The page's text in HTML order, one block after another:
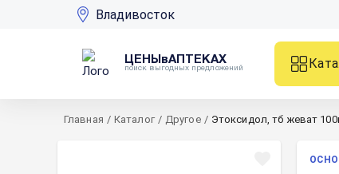
Владивосток
ЦЕНЫвАПТЕКАХ
поиск выгодных предложений
Главная / Каталог / Другое / Этоксидол, тб жеват